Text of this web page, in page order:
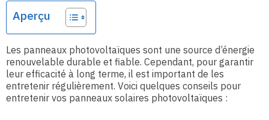
Aperçu
Les panneaux photovoltaïques sont une source d’énergie
renouvelable durable et fiable. Cependant, pour garantir
leur efficacité à long terme, il est important de les
entretenir régulièrement. Voici quelques conseils pour
entretenir vos panneaux solaires photovoltaïques :